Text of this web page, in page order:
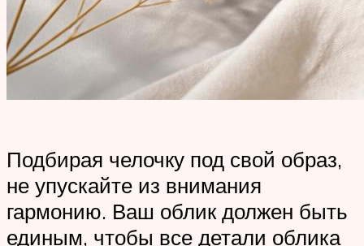
Подбирая челочку под свой образ,
не упускайте из внимания
гармонию. Ваш облик должен быть
единым, чтобы все детали облика